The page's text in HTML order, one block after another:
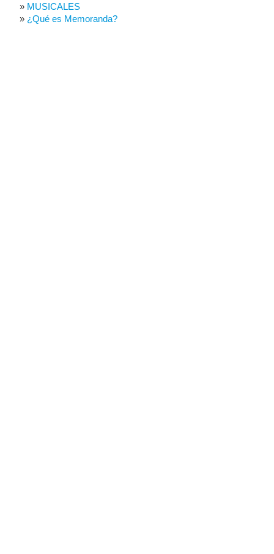
MUSICALES
¿Qué es Memoranda?